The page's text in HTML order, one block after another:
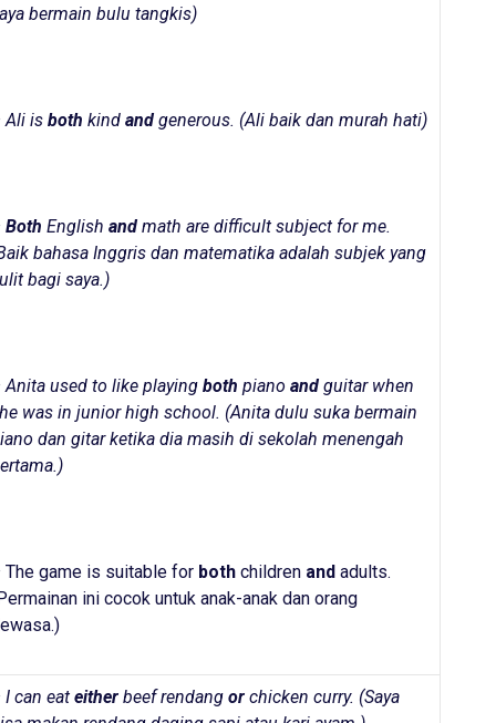
bermain bulu tangkis)
Ali is both kind and generous. (Ali baik dan murah hati)
Both English and math are difficult subject for me.
bahasa Inggris dan matematika adalah subjek yang
bagi saya.)
Anita used to like playing both piano and guitar when
was in junior high school. (Anita dulu suka bermain
dan gitar ketika dia masih di sekolah menengah
The game is suitable for both children and adults.
ini cocok untuk anak-anak dan orang
I can eat either beef rendang or chicken curry. (Saya